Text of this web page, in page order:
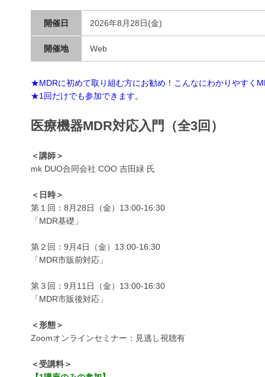
開催日 2026年8月28日(金)
開催地 Web
★MDRに初めて取り組む方にお勧め！こんなにわかりやすく
★1回だけでも参加できます。
医療機器MDR対応入門（全3回）
＜講師＞
mk DUO合同会社 COO 吉田緑 氏
＜日時＞
第１回：8月28日（金）13:00-16:30
「MDR基礎」
第２回：9月4日（金）13:00-16:30
「MDR市販前対応」
第３回：9月11日（金）13:00-16:30
「MDR市販後対応」
＜形態＞
Zoomオンラインセミナー：見逃し視聴有
＜受講料＞